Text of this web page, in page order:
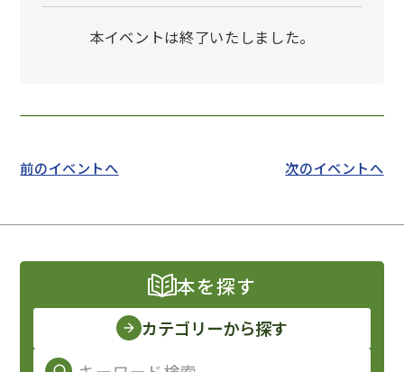
本イベントは終了いたしました。
前のイベントへ 次のイベントへ
本を探す
カテゴリーから探す